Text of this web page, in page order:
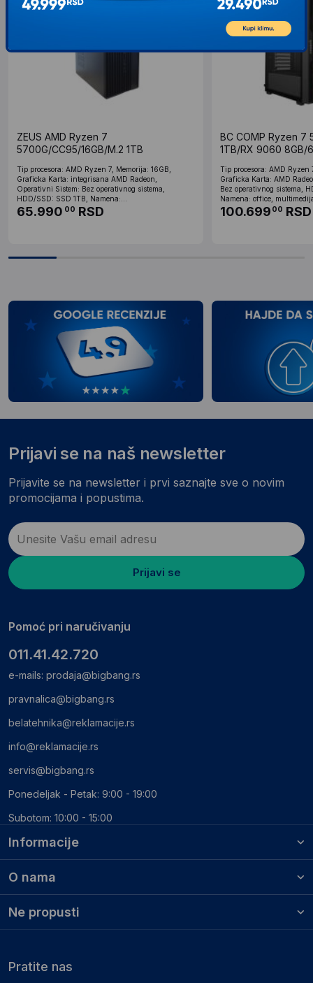
ZEUS AMD Ryzen 7
5700G/CC95/16GB/M.2 1TB
Tip procesora: AMD Ryzen 7, Memorija: 16GB,
Graficka Karta: integrisana AMD Radeon,
Operativni Sistem: Bez operativnog sistema,
HDD/SSD: SSD 1TB, Namena:...
65.990 00 RSD
BC COMP Ryzen 7
1TB/RX 9060 8GB/
Tip procesora: AMD Ryzen
Graficka Karta: AMD
Bez operativnog sistema,
Namena: office,
100.699 00 RSD
Informacije
O nama
Ne propusti
Prijavi se na naš newsletter
Prijavite se na newsletter i prvi saznajte sve o novim
promocijama i popustima.
Prijavi se
Pomoć pri naručivanju
011.41.42.720
e-mails: prodaja@bigbang.rs
pravnalica@bigbang.rs
belatehnika@reklamacije.rs
info@reklamacije.rs
servis@bigbang.rs
Ponedeljak - Petak: 9:00 - 19:00
Subotom: 10:00 - 15:00
Pratite nas